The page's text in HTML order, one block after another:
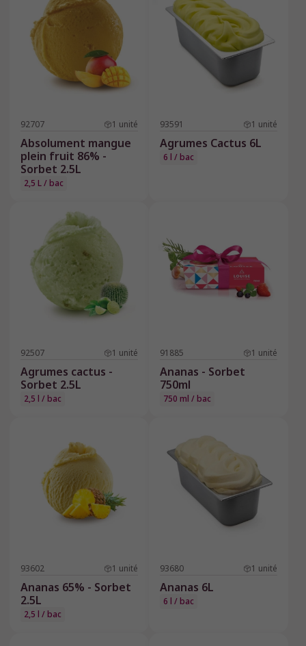
92707 1 unité
Absolument mangue
plein fruit 86% -
Sorbet 2.5L
2,5 L / bac
93591 1 unité
Agrumes Cactus 6L
6 l / bac
92507 1 unité
Agrumes cactus -
Sorbet 2.5L
2,5 l / bac
91885 1 unité
Ananas - Sorbet
750ml
750 ml / bac
93602 1 unité
Ananas 65% - Sorbet
2.5L
2,5 l / bac
93680 1 unité
Ananas 6L
6 l / bac